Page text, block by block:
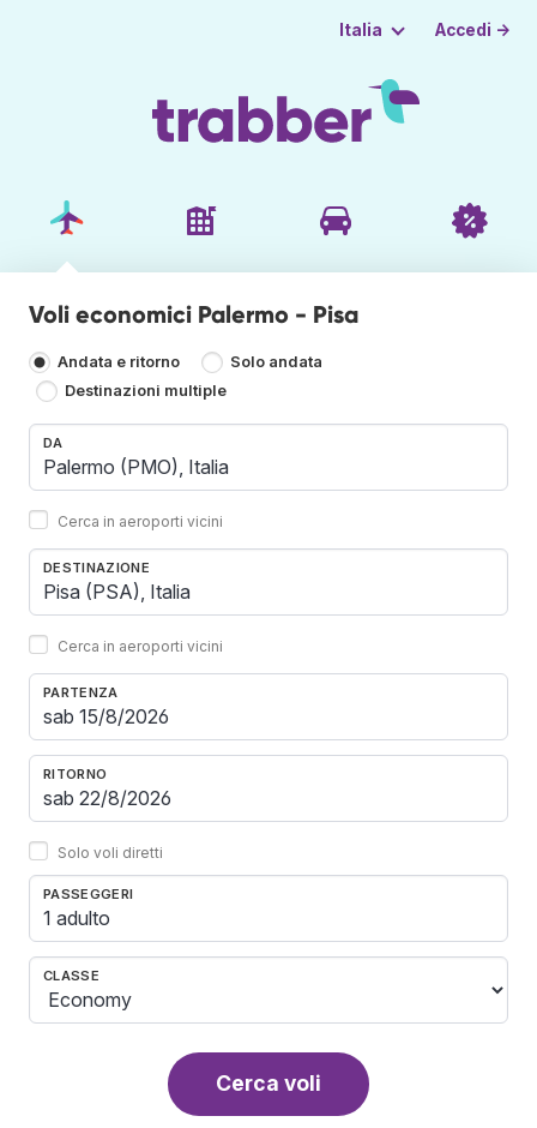
Italia Accedi →
Voli economici Palermo - Pisa
Andata e ritorno
Solo andata
Destinazioni multiple
DA
Cerca in aeroporti vicini
DESTINAZIONE
Cerca in aeroporti vicini
PARTENZA
RITORNO
Solo voli diretti
PASSEGGERI
1 adulto
CLASSE
Cerca voli